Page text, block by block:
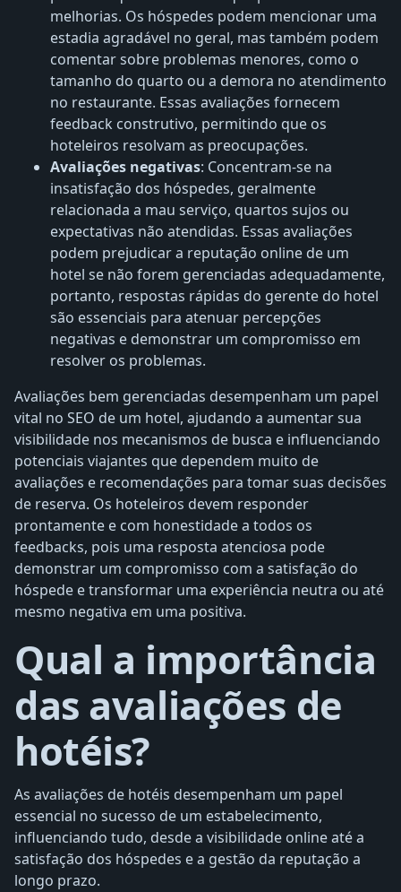
melhorias. Os hóspedes podem mencionar uma
estadia agradável no geral, mas também podem
comentar sobre problemas menores, como o
tamanho do quarto ou a demora no atendimento
no restaurante. Essas avaliações fornecem
feedback construtivo, permitindo que os
hoteleiros resolvam as preocupações.
Avaliações negativas: Concentram-se na
insatisfação dos hóspedes, geralmente
relacionada a mau serviço, quartos sujos ou
expectativas não atendidas. Essas avaliações
podem prejudicar a reputação online de um
hotel se não forem gerenciadas adequadamente,
portanto, respostas rápidas do gerente do hotel
são essenciais para atenuar percepções
negativas e demonstrar um compromisso em
resolver os problemas.
Avaliações bem gerenciadas desempenham um papel
vital no SEO de um hotel, ajudando a aumentar sua
visibilidade nos mecanismos de busca e influenciando
potenciais viajantes que dependem muito de
avaliações e recomendações para tomar suas decisões
de reserva. Os hoteleiros devem responder
prontamente e com honestidade a todos os
feedbacks, pois uma resposta atenciosa pode
demonstrar um compromisso com a satisfação do
hóspede e transformar uma experiência neutra ou até
mesmo negativa em uma positiva.
Qual a importância
das avaliações de
hotéis?
As avaliações de hotéis desempenham um papel
essencial no sucesso de um estabelecimento,
influenciando tudo, desde a visibilidade online até a
satisfação dos hóspedes e a gestão da reputação a
longo prazo.